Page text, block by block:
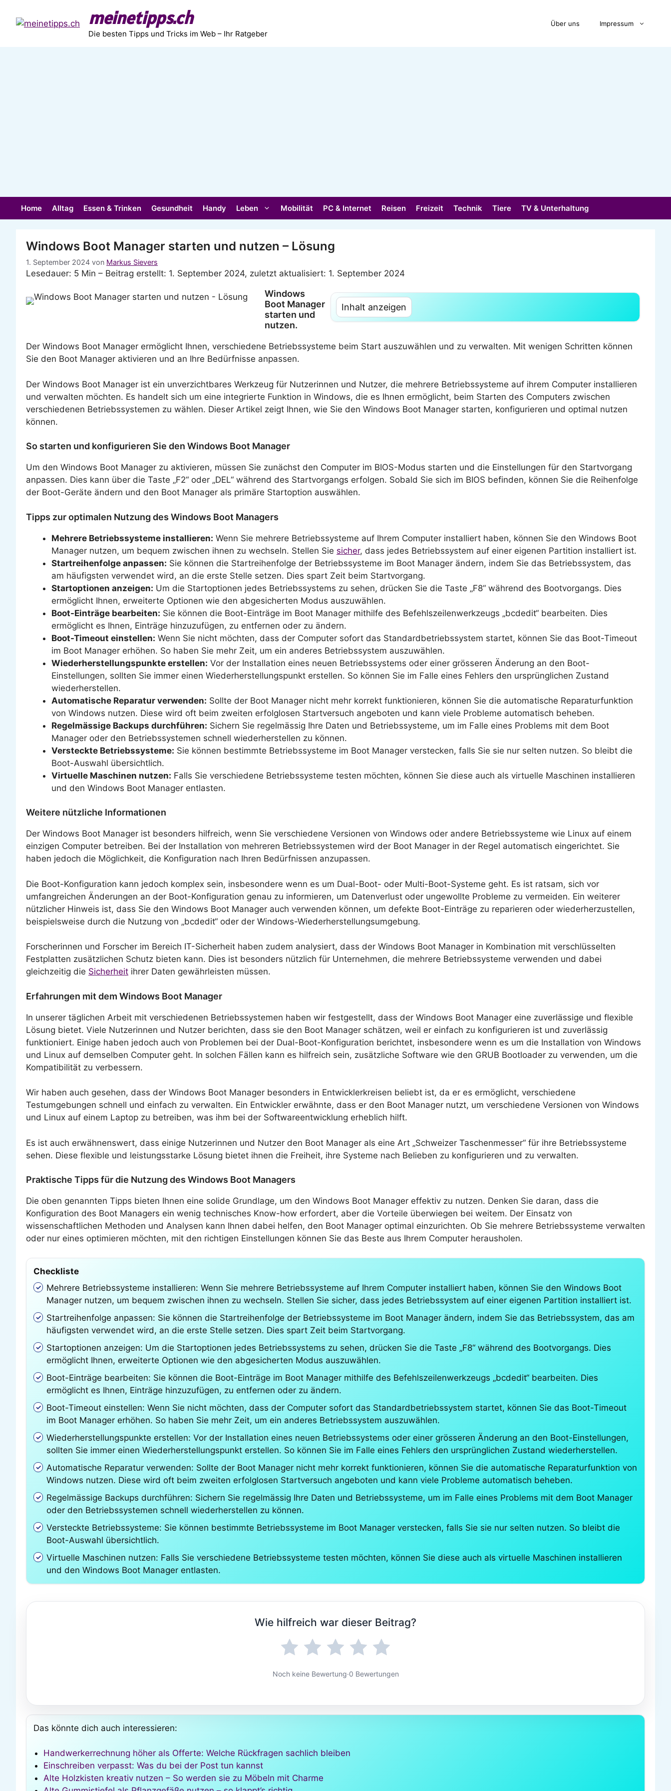
Inhalt
springen
meinetipps.ch
Die besten Tipps und Tricks im Web – Ihr Ratgeber
Über uns Impressum
Home Alltag Essen & Trinken Gesundheit Handy Leben Mobilität PC & Internet Reisen Freizeit Technik Tiere TV & Unterhaltung
Windows Boot Manager starten und nutzen – Lösung
1. September 2024 von Markus Sievers
Lesedauer: 5 Min – Beitrag erstellt: 1. September 2024, zuletzt aktualisiert: 1. September 2024
Inhalt anzeigen
Windows
Boot Manager
starten und
nutzen.
Der Windows Boot Manager ermöglicht Ihnen, verschiedene Betriebssysteme beim Start auszuwählen und zu verwalten. Mit wenigen Schritten können
Sie den Boot Manager aktivieren und an Ihre Bedürfnisse anpassen.
Der Windows Boot Manager ist ein unverzichtbares Werkzeug für Nutzerinnen und Nutzer, die mehrere Betriebssysteme auf ihrem Computer installieren
und verwalten möchten. Es handelt sich um eine integrierte Funktion in Windows, die es Ihnen ermöglicht, beim Starten des Computers zwischen
verschiedenen Betriebssystemen zu wählen. Dieser Artikel zeigt Ihnen, wie Sie den Windows Boot Manager starten, konfigurieren und optimal nutzen
können.
So starten und konfigurieren Sie den Windows Boot Manager
Um den Windows Boot Manager zu aktivieren, müssen Sie zunächst den Computer im BIOS-Modus starten und die Einstellungen für den Startvorgang
anpassen. Dies kann über die Taste „F2“ oder „DEL“ während des Startvorgangs erfolgen. Sobald Sie sich im BIOS befinden, können Sie die Reihenfolge
der Boot-Geräte ändern und den Boot Manager als primäre Startoption auswählen.
Tipps zur optimalen Nutzung des Windows Boot Managers
Mehrere Betriebssysteme installieren: Wenn Sie mehrere Betriebssysteme auf Ihrem Computer installiert haben, können Sie den Windows Boot
Manager nutzen, um bequem zwischen ihnen zu wechseln. Stellen Sie sicher, dass jedes Betriebssystem auf einer eigenen Partition installiert ist.
Startreihenfolge anpassen: Sie können die Startreihenfolge der Betriebssysteme im Boot Manager ändern, indem Sie das Betriebssystem, das
am häufigsten verwendet wird, an die erste Stelle setzen. Dies spart Zeit beim Startvorgang.
Startoptionen anzeigen: Um die Startoptionen jedes Betriebssystems zu sehen, drücken Sie die Taste „F8“ während des Bootvorgangs. Dies
ermöglicht Ihnen, erweiterte Optionen wie den abgesicherten Modus auszuwählen.
Boot-Einträge bearbeiten: Sie können die Boot-Einträge im Boot Manager mithilfe des Befehlszeilenwerkzeugs „bcdedit“ bearbeiten. Dies
ermöglicht es Ihnen, Einträge hinzuzufügen, zu entfernen oder zu ändern.
Boot-Timeout einstellen: Wenn Sie nicht möchten, dass der Computer sofort das Standardbetriebssystem startet, können Sie das Boot-Timeout
im Boot Manager erhöhen. So haben Sie mehr Zeit, um ein anderes Betriebssystem auszuwählen.
Wiederherstellungspunkte erstellen: Vor der Installation eines neuen Betriebssystems oder einer grösseren Änderung an den Boot-
Einstellungen, sollten Sie immer einen Wiederherstellungspunkt erstellen. So können Sie im Falle eines Fehlers den ursprünglichen Zustand
wiederherstellen.
Automatische Reparatur verwenden: Sollte der Boot Manager nicht mehr korrekt funktionieren, können Sie die automatische Reparaturfunktion
von Windows nutzen. Diese wird oft beim zweiten erfolglosen Startversuch angeboten und kann viele Probleme automatisch beheben.
Regelmässige Backups durchführen: Sichern Sie regelmässig Ihre Daten und Betriebssysteme, um im Falle eines Problems mit dem Boot
Manager oder den Betriebssystemen schnell wiederherstellen zu können.
Versteckte Betriebssysteme: Sie können bestimmte Betriebssysteme im Boot Manager verstecken, falls Sie sie nur selten nutzen. So bleibt die
Boot-Auswahl übersichtlich.
Virtuelle Maschinen nutzen: Falls Sie verschiedene Betriebssysteme testen möchten, können Sie diese auch als virtuelle Maschinen installieren
und den Windows Boot Manager entlasten.
Weitere nützliche Informationen
Der Windows Boot Manager ist besonders hilfreich, wenn Sie verschiedene Versionen von Windows oder andere Betriebssysteme wie Linux auf einem
einzigen Computer betreiben. Bei der Installation von mehreren Betriebssystemen wird der Boot Manager in der Regel automatisch eingerichtet. Sie
haben jedoch die Möglichkeit, die Konfiguration nach Ihren Bedürfnissen anzupassen.
Die Boot-Konfiguration kann jedoch komplex sein, insbesondere wenn es um Dual-Boot- oder Multi-Boot-Systeme geht. Es ist ratsam, sich vor
umfangreichen Änderungen an der Boot-Konfiguration genau zu informieren, um Datenverlust oder ungewollte Probleme zu vermeiden. Ein weiterer
nützlicher Hinweis ist, dass Sie den Windows Boot Manager auch verwenden können, um defekte Boot-Einträge zu reparieren oder wiederherzustellen,
beispielsweise durch die Nutzung von „bcdedit“ oder der Windows-Wiederherstellungsumgebung.
Forscherinnen und Forscher im Bereich IT-Sicherheit haben zudem analysiert, dass der Windows Boot Manager in Kombination mit verschlüsselten
Festplatten zusätzlichen Schutz bieten kann. Dies ist besonders nützlich für Unternehmen, die mehrere Betriebssysteme verwenden und dabei
gleichzeitig die Sicherheit ihrer Daten gewährleisten müssen.
Erfahrungen mit dem Windows Boot Manager
In unserer täglichen Arbeit mit verschiedenen Betriebssystemen haben wir festgestellt, dass der Windows Boot Manager eine zuverlässige und flexible
Lösung bietet. Viele Nutzerinnen und Nutzer berichten, dass sie den Boot Manager schätzen, weil er einfach zu konfigurieren ist und zuverlässig
funktioniert. Einige haben jedoch auch von Problemen bei der Dual-Boot-Konfiguration berichtet, insbesondere wenn es um die Installation von Windows
und Linux auf demselben Computer geht. In solchen Fällen kann es hilfreich sein, zusätzliche Software wie den GRUB Bootloader zu verwenden, um die
Kompatibilität zu verbessern.
Wir haben auch gesehen, dass der Windows Boot Manager besonders in Entwicklerkreisen beliebt ist, da er es ermöglicht, verschiedene
Testumgebungen schnell und einfach zu verwalten. Ein Entwickler erwähnte, dass er den Boot Manager nutzt, um verschiedene Versionen von Windows
und Linux auf einem Laptop zu betreiben, was ihm bei der Softwareentwicklung erheblich hilft.
Es ist auch erwähnenswert, dass einige Nutzerinnen und Nutzer den Boot Manager als eine Art „Schweizer Taschenmesser“ für ihre Betriebssysteme
sehen. Diese flexible und leistungsstarke Lösung bietet ihnen die Freiheit, ihre Systeme nach Belieben zu konfigurieren und zu verwalten.
Praktische Tipps für die Nutzung des Windows Boot Managers
Die oben genannten Tipps bieten Ihnen eine solide Grundlage, um den Windows Boot Manager effektiv zu nutzen. Denken Sie daran, dass die
Konfiguration des Boot Managers ein wenig technisches Know-how erfordert, aber die Vorteile überwiegen bei weitem. Der Einsatz von
wissenschaftlichen Methoden und Analysen kann Ihnen dabei helfen, den Boot Manager optimal einzurichten. Ob Sie mehrere Betriebssysteme verwalten
oder nur eines optimieren möchten, mit den richtigen Einstellungen können Sie das Beste aus Ihrem Computer herausholen.
Checkliste
Mehrere Betriebssysteme installieren: Wenn Sie mehrere Betriebssysteme auf Ihrem Computer installiert haben, können Sie den Windows Boot
Manager nutzen, um bequem zwischen ihnen zu wechseln. Stellen Sie sicher, dass jedes Betriebssystem auf einer eigenen Partition installiert ist.
Startreihenfolge anpassen: Sie können die Startreihenfolge der Betriebssysteme im Boot Manager ändern, indem Sie das Betriebssystem, das am
häufigsten verwendet wird, an die erste Stelle setzen. Dies spart Zeit beim Startvorgang.
Startoptionen anzeigen: Um die Startoptionen jedes Betriebssystems zu sehen, drücken Sie die Taste „F8“ während des Bootvorgangs. Dies
ermöglicht Ihnen, erweiterte Optionen wie den abgesicherten Modus auszuwählen.
Boot-Einträge bearbeiten: Sie können die Boot-Einträge im Boot Manager mithilfe des Befehlszeilenwerkzeugs „bcdedit“ bearbeiten. Dies
ermöglicht es Ihnen, Einträge hinzuzufügen, zu entfernen oder zu ändern.
Boot-Timeout einstellen: Wenn Sie nicht möchten, dass der Computer sofort das Standardbetriebssystem startet, können Sie das Boot-Timeout
im Boot Manager erhöhen. So haben Sie mehr Zeit, um ein anderes Betriebssystem auszuwählen.
Wiederherstellungspunkte erstellen: Vor der Installation eines neuen Betriebssystems oder einer grösseren Änderung an den Boot-Einstellungen,
sollten Sie immer einen Wiederherstellungspunkt erstellen. So können Sie im Falle eines Fehlers den ursprünglichen Zustand wiederherstellen.
Automatische Reparatur verwenden: Sollte der Boot Manager nicht mehr korrekt funktionieren, können Sie die automatische Reparaturfunktion von
Windows nutzen. Diese wird oft beim zweiten erfolglosen Startversuch angeboten und kann viele Probleme automatisch beheben.
Regelmässige Backups durchführen: Sichern Sie regelmässig Ihre Daten und Betriebssysteme, um im Falle eines Problems mit dem Boot Manager
oder den Betriebssystemen schnell wiederherstellen zu können.
Versteckte Betriebssysteme: Sie können bestimmte Betriebssysteme im Boot Manager verstecken, falls Sie sie nur selten nutzen. So bleibt die
Boot-Auswahl übersichtlich.
Virtuelle Maschinen nutzen: Falls Sie verschiedene Betriebssysteme testen möchten, können Sie diese auch als virtuelle Maschinen installieren
und den Windows Boot Manager entlasten.
Wie hilfreich war dieser Beitrag?
Noch keine Bewertung·0 Bewertungen
Das könnte dich auch interessieren:
Handwerkerrechnung höher als Offerte: Welche Rückfragen sachlich bleiben
Einschreiben verpasst: Was du bei der Post tun kannst
Alte Holzkisten kreativ nutzen – So werden sie zu Möbeln mit Charme